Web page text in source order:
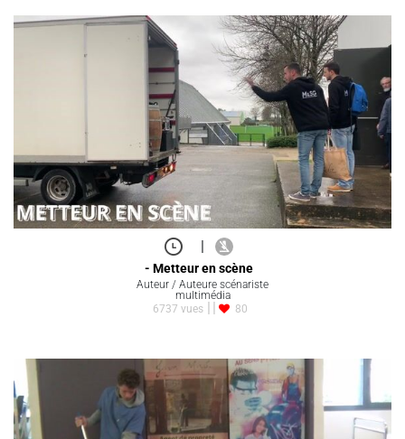
|
- Metteur en scène
Auteur / Auteure scénariste
multimédia
6737 vues
80